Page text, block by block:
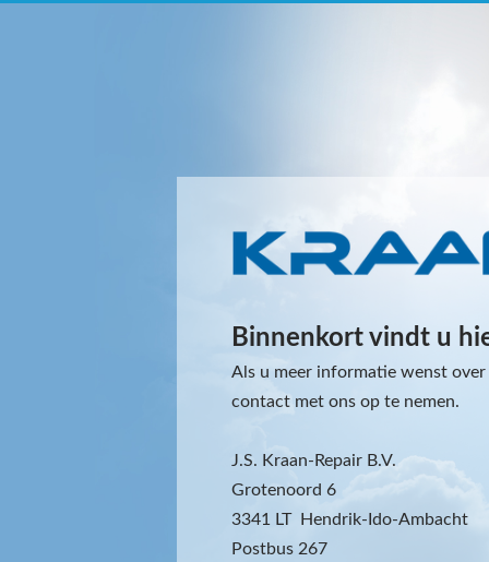
Binnenkort vindt u
Als u meer informatie wenst
contact met ons op te nemen.
J.S. Kraan-Repair B.V.
Grotenoord 6
3341 LT Hendrik-Ido-Ambacht
Postbus 267